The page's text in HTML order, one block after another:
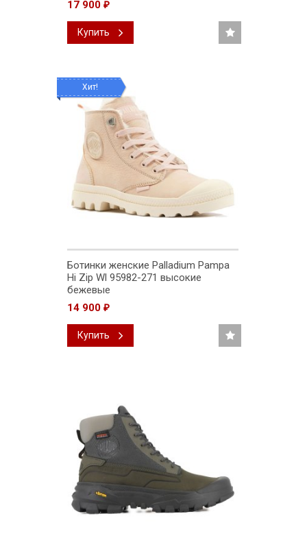
17 900 ₽
Купить
Хит!
Ботинки женские Palladium Pampa
Hi Zip Wl 95982-271 высокие
бежевые
14 900 ₽
Купить